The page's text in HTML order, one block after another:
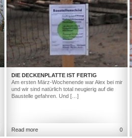
DIE DECKENPLATTE IST FERTIG
Am ersten März-Wochenende war Alex bei mir
und wir sind natürlich total neugierig auf die
Baustelle gefahren. Und […]
Read more 0